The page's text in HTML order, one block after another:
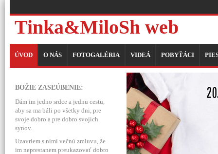
Tinka&MiloSh web
ÚVOD O NÁS FOTOGALÉRIA VIDEÁ POBYŤÁCI
BOŽIE ZASĽÚBENIE:
Dám im jedno srdce a jednu cestu,
aby sa ma báli po všetky dni, pre
svoje dobro a pre dobro svojich
synov.
Uzavriem s nimi večnú zmluvu, že
im neprestanem preukazovať dobro